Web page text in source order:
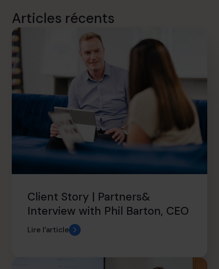
Articles récents
Client Story | Partners&
Interview with Phil Barton, CEO
Lire l’article